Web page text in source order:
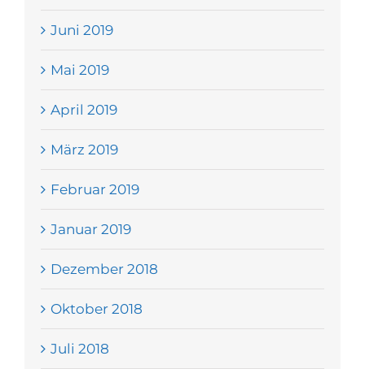
Juni 2019
Mai 2019
April 2019
März 2019
Februar 2019
Januar 2019
Dezember 2018
Oktober 2018
Juli 2018